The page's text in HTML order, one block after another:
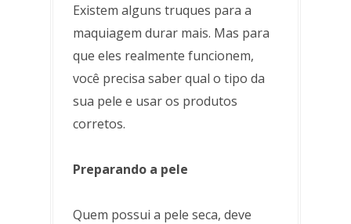
Existem alguns truques para a
maquiagem durar mais. Mas para
que eles realmente funcionem,
você precisa saber qual o tipo da
sua pele e usar os produtos
corretos.
Preparando a pele
Quem possui a pele seca, deve